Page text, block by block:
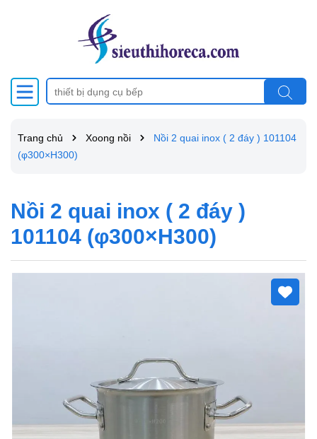
Trang chủ Xoong nồi
Nồi 2 quai inox ( 2 đáy ) 101104
(φ300×H300)
Nồi 2 quai inox ( 2 đáy )
101104 (φ300×H300)